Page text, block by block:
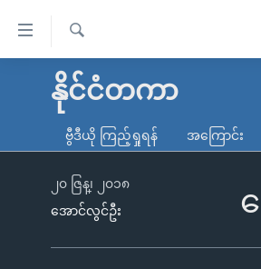
လွယ်ကူ
သည့်
မူလစာမျက်နှာ
ကမ္ဘာ့သတင်းများ
နိုင်ငံတကာ
အမေရိကန်
တရုတ်
သတင်းလွတ်လပ်ခွင့်
ရပ်ဝန်းတခု လမ်းတခု အလွန်
ရှာဖွေ
ရ
လာ
နိုင်ငံတကာ
ဗွီဒီယို ကြည့်ရှုရန် အကြောင်း
၂၀ ဇြန္၊ ၂၀၁၈
အောင်လွင်ဦး